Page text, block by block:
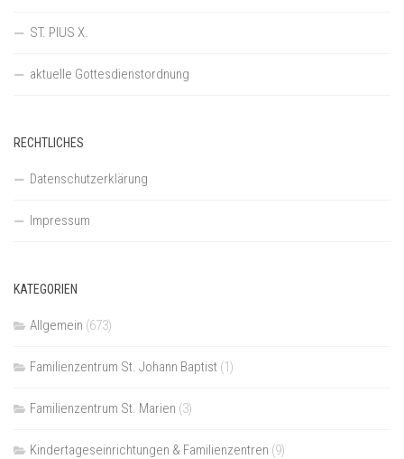
ST. PIUS X.
aktuelle Gottesdienstordnung
RECHTLICHES
Datenschutzerklärung
Impressum
KATEGORIEN
Allgemein (673)
Familienzentrum St. Johann Baptist (1)
Familienzentrum St. Marien (3)
Kindertageseinrichtungen & Familienzentren (9)